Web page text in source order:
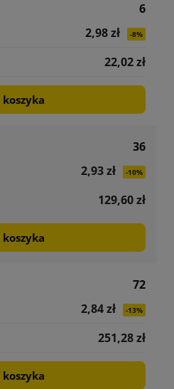
6
2,98 zł
-8%
22,02 zł
koszyka
36
2,93 zł
-10%
129,60 zł
koszyka
72
2,84 zł
-13%
251,28 zł
koszyka